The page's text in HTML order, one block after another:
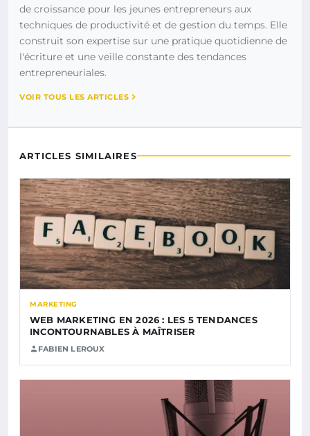
de croissance pour les jeunes entrepreneurs aux
techniques de productivité et de gestion du temps. Elle
construit son expertise sur une pratique quotidienne de
l'écriture et une veille constante des tendances
entrepreneuriales.
VOIR TOUS LES ARTICLES
ARTICLES SIMILAIRES
MARKETING
WEB MARKETING EN 2026 : LES 5 TENDANCES
INCONTOURNABLES À MAÎTRISER
FABIEN LEROUX